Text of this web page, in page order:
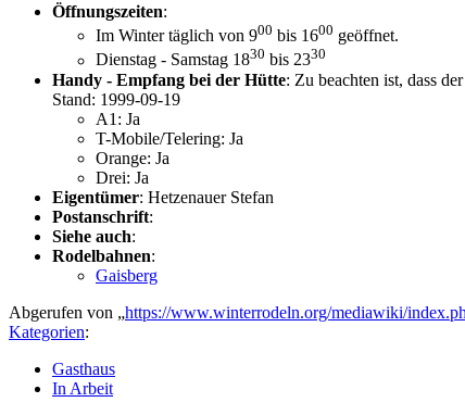
Öffnungszeiten:
Im Winter täglich von 900 bis 1600 geöffnet.
Dienstag - Samstag 1830 bis 2330
Handy - Empfang bei der Hütte: Zu beachten ist, dass
Stand: 1999-09-19
A1: Ja
T-Mobile/Telering: Ja
Orange: Ja
Drei: Ja
Eigentümer: Hetzenauer Stefan
Postanschrift:
Siehe auch:
Rodelbahnen:
Gaisberg
Abgerufen von „https://www.winterrodeln.org/mediawiki/
Kategorien:
Gasthaus
In Arbeit